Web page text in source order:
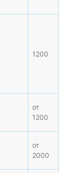
1200
от
1200
от
2000